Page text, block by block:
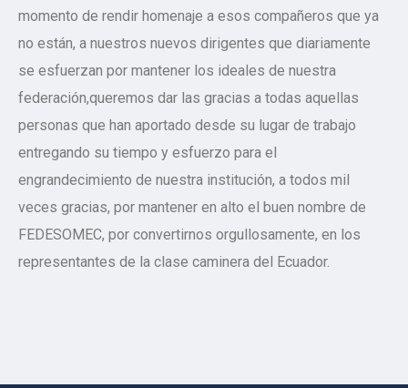
momento de rendir homenaje a esos compañeros que ya
no están, a nuestros nuevos dirigentes que diariamente
se esfuerzan por mantener los ideales de nuestra
federación,queremos dar las gracias a todas aquellas
personas que han aportado desde su lugar de trabajo
entregando su tiempo y esfuerzo para el
engrandecimiento de nuestra institución, a todos mil
veces gracias, por mantener en alto el buen nombre de
FEDESOMEC, por convertirnos orgullosamente, en los
representantes de la clase caminera del Ecuador.